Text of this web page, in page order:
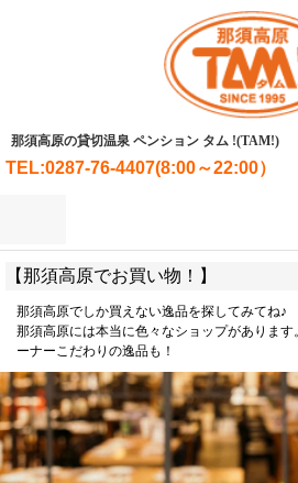
那須高原の貸切温泉 ペンション タム !(TAM!)
TEL:0287-76-4407(8:00～22:00）
【那須高原でお買い物！】
那須高原でしか買えない逸品を探してみてね♪
那須高原には本当に色々なショップがありま
ーナーこだわりの逸品も！